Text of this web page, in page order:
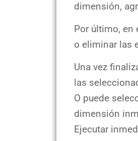
dimensión,
Por último,
o eliminar las
Una vez
las
O puede
dimensión
Ejecutar